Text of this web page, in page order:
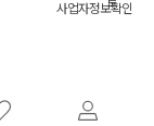
사업자정보확인